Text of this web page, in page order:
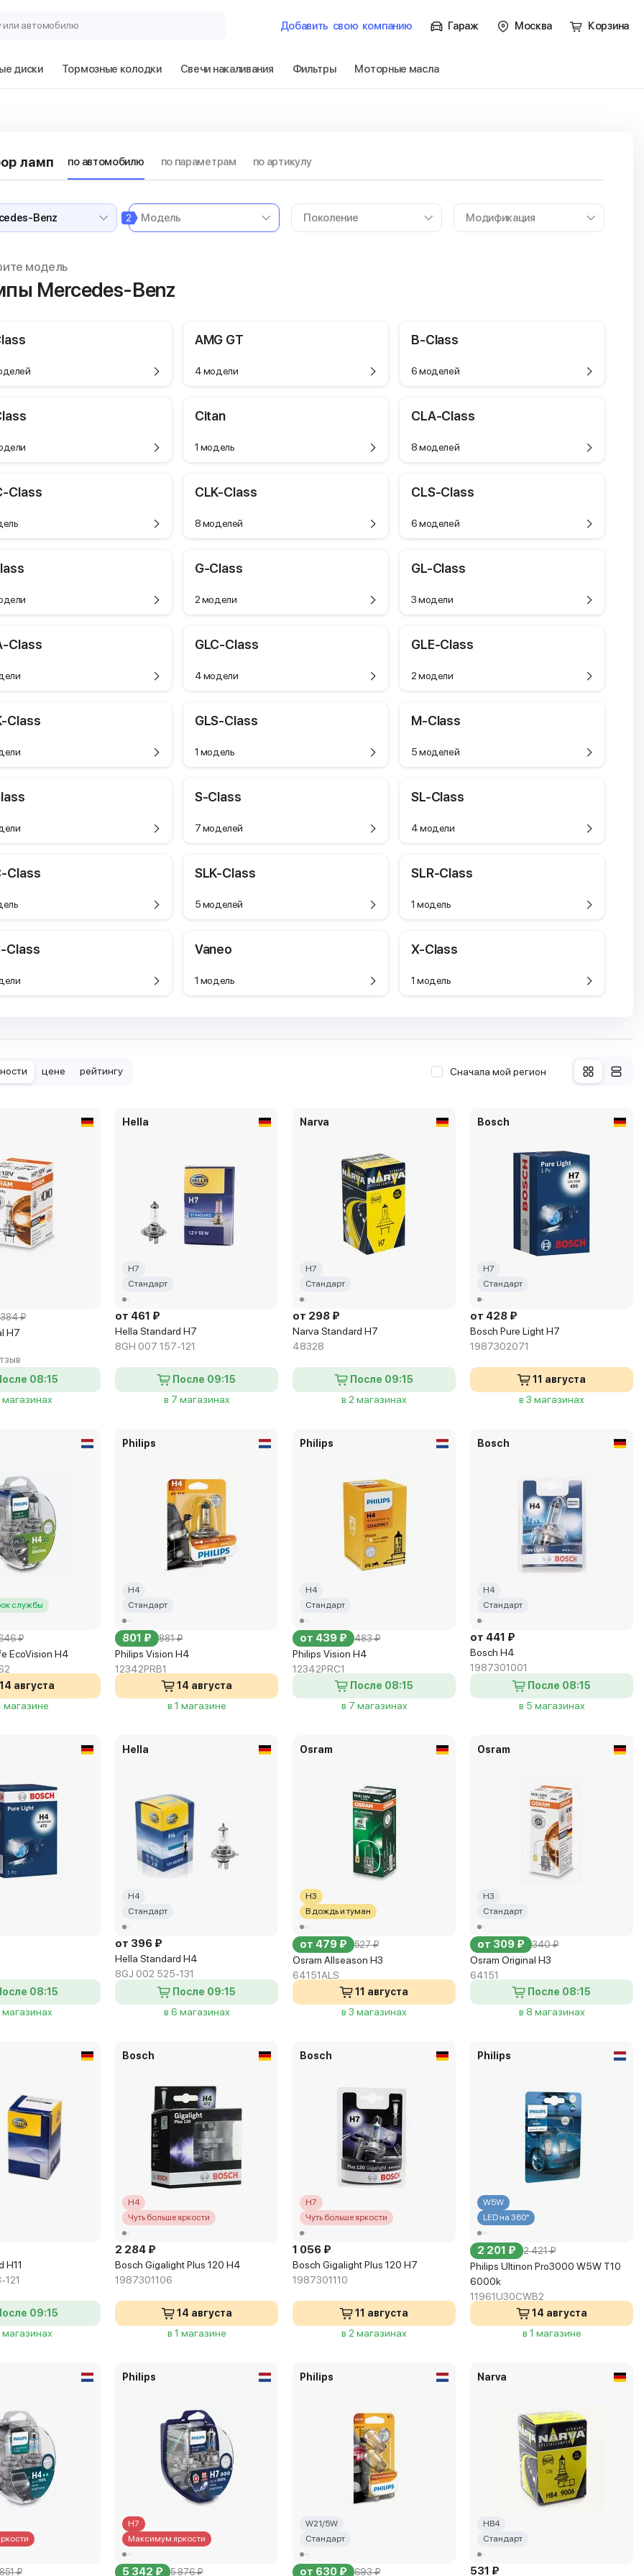
или автомобилю Добавить свою компанию Гараж Москва Корзина
диски Тормозные колодки Свечи накаливания Фильтры Моторные масла
ламп по автомобилю по параметрам по артикулу
2
модель
Mercedes-Benz
AMG GT
4 модели
B-Class
6 моделей
Citan
1 модель
CLA-Class
8 моделей
Class CLK-Class
8 моделей
CLS-Class
6 моделей
G-Class
2 модели
GL-Class
3 модели
Class GLC-Class
4 модели
GLE-Class
2 модели
Class GLS-Class
1 модель
M-Class
5 моделей
S-Class
7 моделей
SL-Class
4 модели
Class SLK-Class
5 моделей
SLR-Class
1 модель
Class Vaneo
1 модель
X-Class
1 модель
цене рейтингу Сначала мой регион
384 ₽
H7
08:15
магазинах
Hella
H7
Стандарт
от 461 ₽
Hella Standard H7
8GH 007 157-121
После 09:15
в 7 магазинах
Narva
H7
Стандарт
от 298 ₽
Narva Standard H7
48328
После 09:15
в 2 магазинах
Bosch
H7
Стандарт
от 428 ₽
Bosch Pure Light H7
1987302071
11 августа
в 3 магазинах
службы
₽
EcoVision H4
14 августа
магазине
Philips
H4
Стандарт
801 ₽ 881 ₽
Philips Vision H4
12342PRB1
14 августа
в 1 магазине
Philips
H4
Стандарт
от 439 ₽ 483 ₽
Philips Vision H4
12342PRC1
После 08:15
в 7 магазинах
Bosch
H4
Стандарт
от 441 ₽
Bosch H4
1987301001
После 08:15
в 5 магазинах
08:15
магазинах
Hella
H4
Стандарт
от 396 ₽
Hella Standard H4
8GJ 002 525-131
После 09:15
в 6 магазинах
Osram
H3
В дождь и туман
от 479 ₽ 527 ₽
Osram Allseason H3
64151ALS
11 августа
в 3 магазинах
Osram
H3
Стандарт
от 309 ₽ 340 ₽
Osram Original H3
64151
После 08:15
в 8 магазинах
H11
09:15
магазинах
Bosch
H4
Чуть больше яркости
2 284 ₽
Bosch Gigalight Plus 120 H4
1987301106
14 августа
в 1 магазине
Bosch
H7
Чуть больше яркости
1 056 ₽
Bosch Gigalight Plus 120 H7
1987301110
11 августа
в 2 магазинах
Philips
W5W
LED на 360°
2 201 ₽ 2 421 ₽
Philips Ultinon Pro3000 W5W T10
6000k
11961U30CWB2
14 августа
в 1 магазине
₽
Philips
H7
Максимум яркости
5 342 ₽ 5 876 ₽
Philips
W21/5W
Стандарт
от 630 ₽ 693 ₽
Narva
HB4
Стандарт
531 ₽